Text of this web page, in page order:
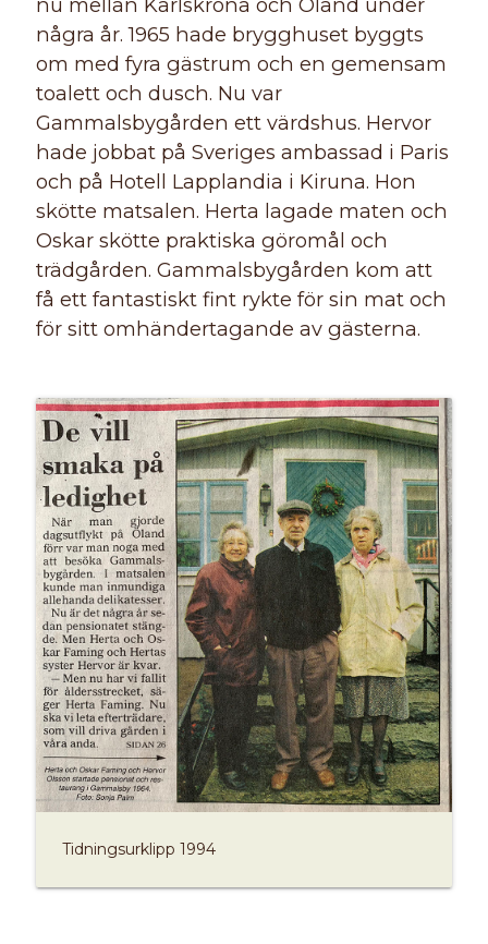
nu mellan Karlskrona och Öland under
några år. 1965 hade brygghuset byggts
om med fyra gästrum och en gemensam
toalett och dusch. Nu var
Gammalsbygården ett värdshus. Hervor
hade jobbat på Sveriges ambassad i Paris
och på Hotell Lapplandia i Kiruna. Hon
skötte matsalen. Herta lagade maten och
Oskar skötte praktiska göromål och
trädgården. Gammalsbygården kom att
få ett fantastiskt fint rykte för sin mat och
för sitt omhändertagande av gästerna.
Tidningsurklipp 1994